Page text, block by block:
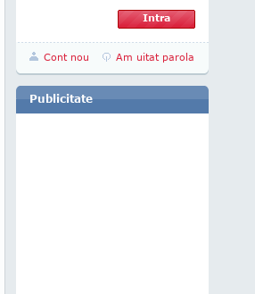
Cont nou Am uitat parola
Publicitate